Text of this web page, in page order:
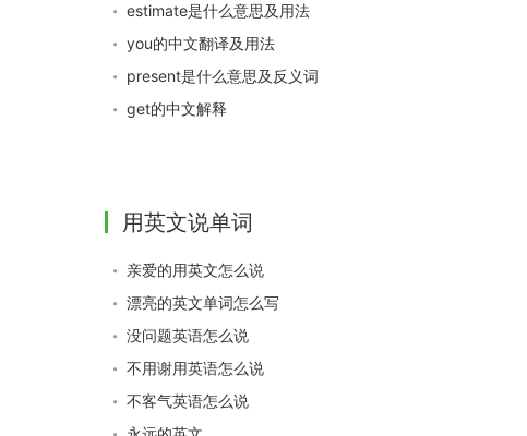
estimate是什么意思及用法
you的中文翻译及用法
present是什么意思及反义词
get的中文解释
用英文说单词
亲爱的用英文怎么说
漂亮的英文单词怎么写
没问题英语怎么说
不用谢用英语怎么说
不客气英语怎么说